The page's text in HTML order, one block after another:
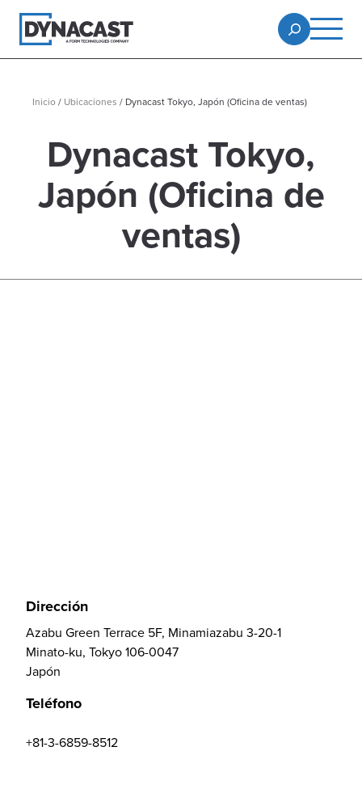
Inicio/ Ubicaciones / Dynacast Tokyo, Japón (Oficina de ventas)
Dynacast Tokyo,
Japón (Oficina de
ventas)
Dirección
Azabu Green Terrace 5F, Minamiazabu 3-20-1
Minato-ku, Tokyo 106-0047
Japón
Teléfono
+81-3-6859-8512